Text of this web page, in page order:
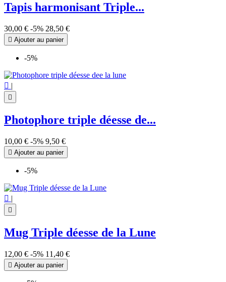
Tapis harmonisant Triple...
30,00 € -5% 28,50 €
 Ajouter au panier
-5%
 |

Photophore triple déesse de...
10,00 € -5% 9,50 €
 Ajouter au panier
-5%
 |

Mug Triple déesse de la Lune
12,00 € -5% 11,40 €
 Ajouter au panier